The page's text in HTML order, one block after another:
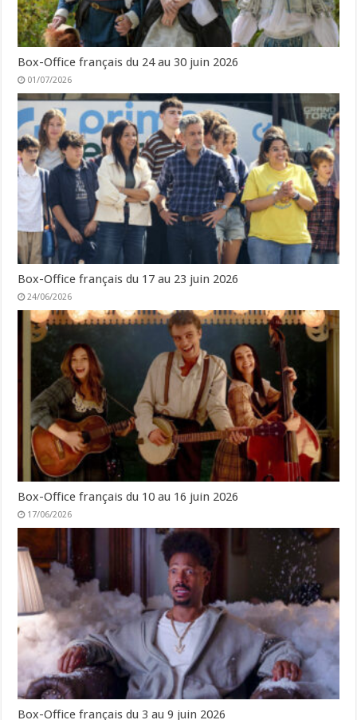
Box-Office français du 24 au 30 juin 2026
01/07/2026
Box-Office français du 17 au 23 juin 2026
24/06/2026
Box-Office français du 10 au 16 juin 2026
17/06/2026
Box-Office français du 3 au 9 juin 2026